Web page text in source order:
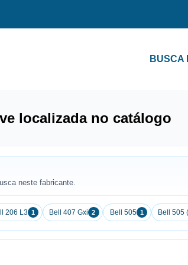
BUSCA
localizada no catálogo
neste fabricante.
206 L3 1 Bell 407 Gxi 2 Bell 505 1 Bell 505